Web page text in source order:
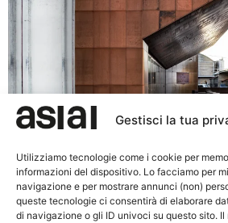
Gestisci la tua
Utilizziamo tecnologie come i cookie per
informazioni del dispositivo. Lo facciamo per
navigazione e per mostrare annunci (non)
queste tecnologie ci consentirà di elaborare
di navigazione o gli ID univoci su questo sito.
Realizzato. Riqualificazione del
ingresso della Cantina Sociale di
della cantina ha un valore
Pitigliano. L’intervento ha saputo